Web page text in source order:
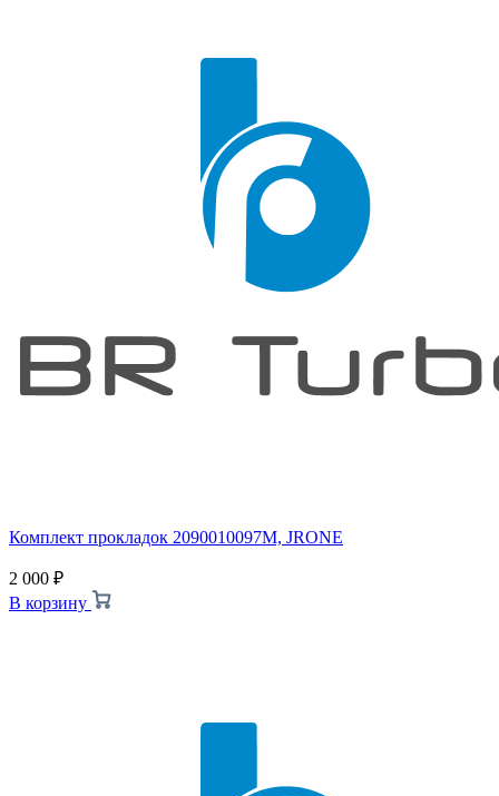
Комплект прокладок 2090010097M, JRONE
2 000 ₽
В корзину